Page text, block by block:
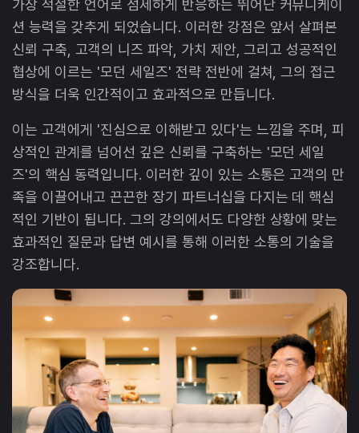
가장 적절한 언어로 섬세하게 반응하는 뛰어난 커뮤니케이
션 능력을 갖추게 되었습니다. 이러한 강점은 앞서 살펴본
신뢰 구축, 고객의 니즈 파악, 가치 제안, 그리고 성공적인
협상에 이르는 '모던 세일즈' 전략 전반에 걸쳐, 그의 접근
방식을 더욱 인간적이고 효과적으로 만듭니다.
이는 고객에게 '진심으로 이해받고 있다'는 느낌을 주며, 피
상적인 관계를 넘어선 깊은 신뢰를 구축하는 '모던 세일
즈'의 핵심 동력입니다. 이러한 깊이 있는 소통은 고객의 만
족을 이끌어내고 끈끈한 장기 파트너십을 다지는 데 핵심
적인 기반이 됩니다. 그의 강의에서도 다양한 상황에 맞는
효과적인 질문과 답변 예시를 통해 이러한 소통의 기술을
강조합니다.